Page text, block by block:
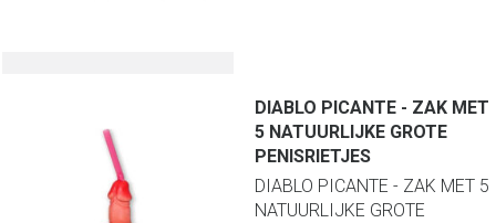
DIABLO PICANTE - ZAK MET
5 NATUURLIJKE GROTE
PENISRIETJES
DIABLO PICANTE - ZAK MET 5
NATUURLIJKE GROTE